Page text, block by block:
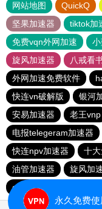
网站地图 QuickQ
坚果加速器
tiktok加
免费vqn外网加速
旋风加速器
八戒看
外网加速免费软件
快连vn破解版
银河
安易加速器
老王vnp
电报telegeram加速器
快连npv加速器
十
油管加速器
旋风加
quickq
永久免费